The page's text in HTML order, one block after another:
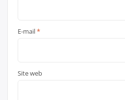
E-mail*
Site web